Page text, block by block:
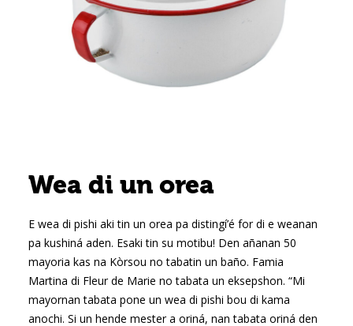
Wea di un orea
E wea di pishi aki tin un orea pa distingí’é for di e weanan
pa kushiná aden. Esaki tin su motibu! Den añanan 50
mayoria kas na Kòrsou no tabatin un baño. Famia
Martina di Fleur de Marie no tabata un eksepshon. “Mi
mayornan tabata pone un wea di pishi bou di kama
anochi. Si un hende mester a oriná, nan tabata oriná den